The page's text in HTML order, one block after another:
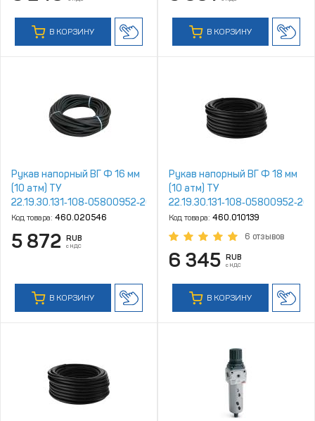
В КОРЗИНУ В КОРЗИНУ
Рукав напорный ВГ Ф 16 мм
(10 атм) ТУ
22.19.30.131‑108‑05800952‑2020
(ТУ 2554‑10805800952‑97)
Код товара: 460.020546
5 872 RUB
с НДС
В КОРЗИНУ
Рукaв напорный ВГ Ф 18 мм
(10 атм) ТУ
(ТУ
2554‑002‑22465588‑2008)
г.Волжский
Код товара: 460.010139
6 отзывов
6 345 RUB
с НДС
В КОРЗИНУ